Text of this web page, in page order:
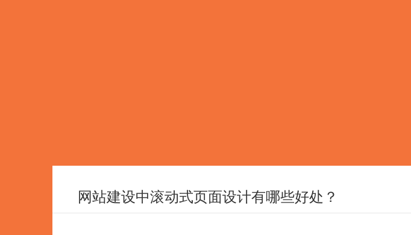
网站建设中滚动式页面设计有哪些好处？